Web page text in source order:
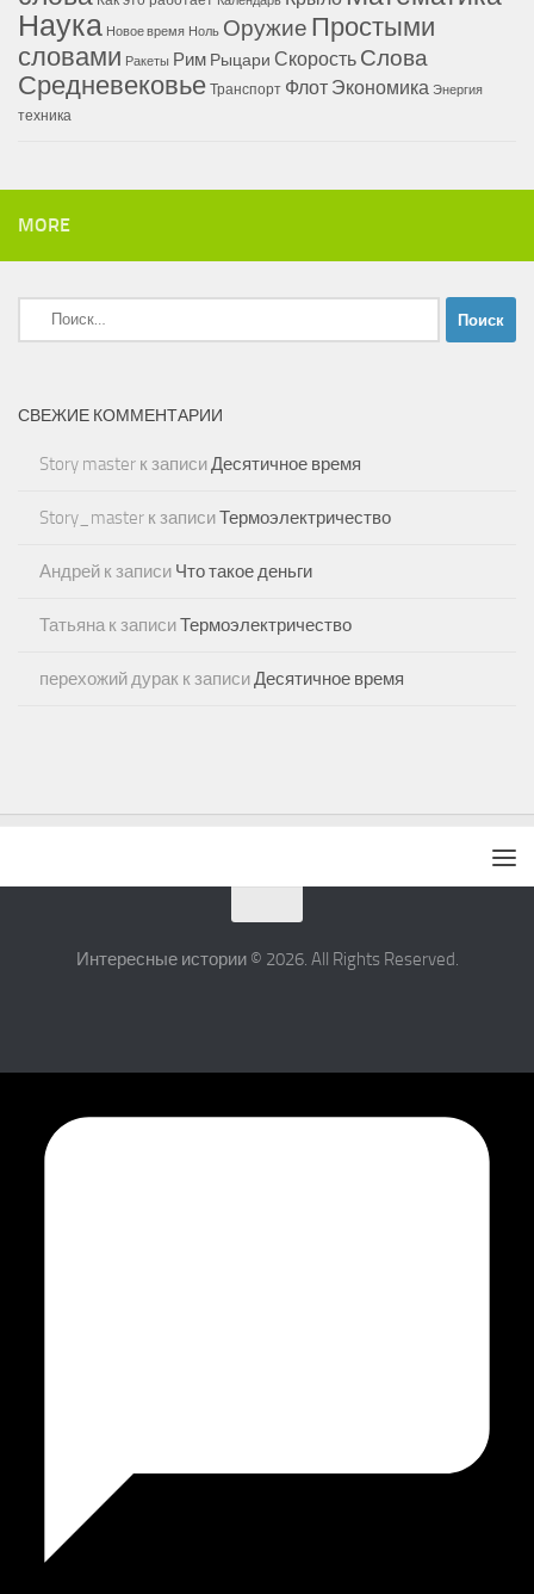
Наука Новое время Ноль Оружие Простыми
словами Ракеты Рим Рыцари Скорость Слова
Средневековье Транспорт Флот Экономика Энергия
техника
MORE
Найти:
СВЕЖИЕ КОММЕНТАРИИ
Story master к записиДесятичное время
Story_master к записиТермоэлектричество
Андрей к записи Что такое деньги
Татьянак записиТермоэлектричество
перехожий дурак к записиДесятичное время
Интересные истории © 2026. All Rights Reserved.